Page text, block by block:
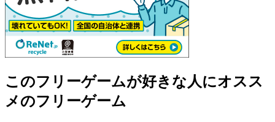
このフリーゲームが好きな人にオスス
メのフリーゲーム